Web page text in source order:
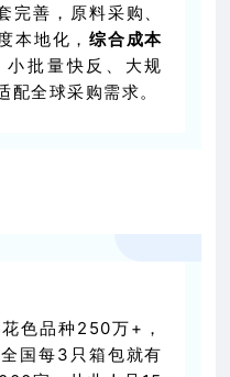
完善，原料采购、
本地化，综合成本
小批量快反、大规
配全球采购需求。
色品种250万+，
国每3只箱包就有